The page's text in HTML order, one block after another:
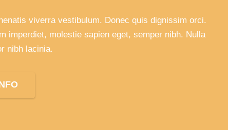
viverra vestibulum. Donec quis dignissim orci.
imperdiet, molestie sapien eget, semper nibh. Nulla
nibh lacinia.